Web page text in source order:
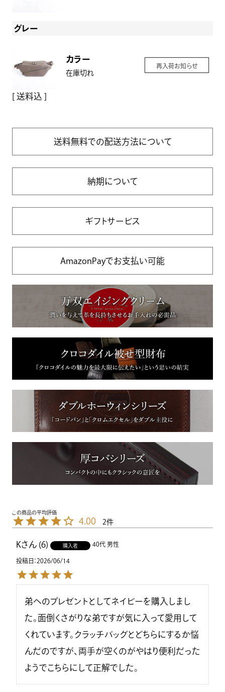
グレー
カラー
在庫切れ
再入荷お知らせ
送料込
送料無料での配送方法について
納期について
ギフトサービス
AmazonPayでお支払い可能
4.00 2
K 6 購入者 40代 男性
投稿日 2026/06/14
弟へのプレゼントとしてネイビーを購入しまし
た。面倒くさがりな弟ですが気に入って愛用して
くれています。クラッチバッグとどちらにするか悩
んだのですが、両手が空くのがやはり便利だった
ようでこちらにして正解でした。